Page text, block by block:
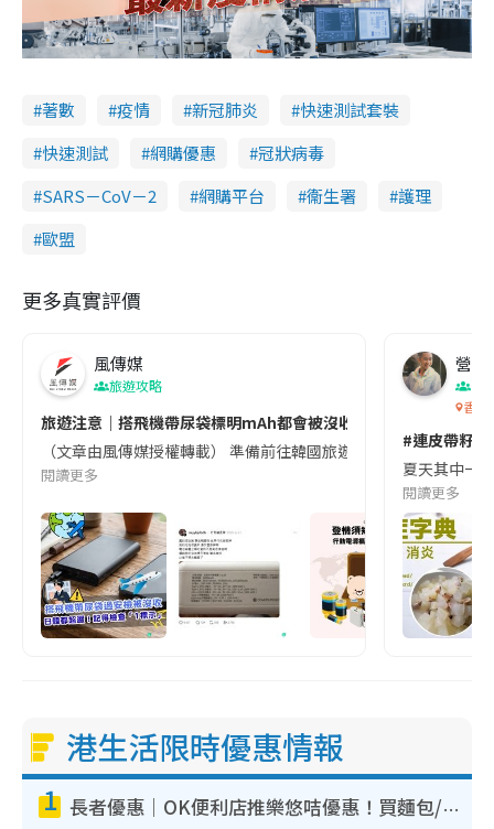
著數 疫情 新冠肺炎
快速測試套裝
快速測試
網購優惠
冠狀病毒
SARS－CoV－2
網購平台 衞生署
護理
歐盟
更多真實評價
風傳媒
旅遊攻略
旅遊注意｜搭飛機帶尿袋標明mAh都會被沒收😱出發前切記檢查
（文章由風傳媒授權轉載） 準備前往韓國旅遊的民眾，近期要
閱讀更多
營養
香港
#連皮帶籽
夏天其中一
閱讀更多
港生活限時優惠情報
1 長者優惠｜OK便利店推樂悠咭優惠！買麵包/牛奶/保健品拍卡即減